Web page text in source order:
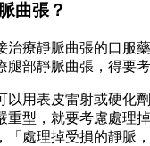
曲張？
治療靜脈曲張的口服
腿部靜脈曲張，得要考
以用表皮雷射或硬化
重型，就要考慮處理
「處理掉受損的靜脈